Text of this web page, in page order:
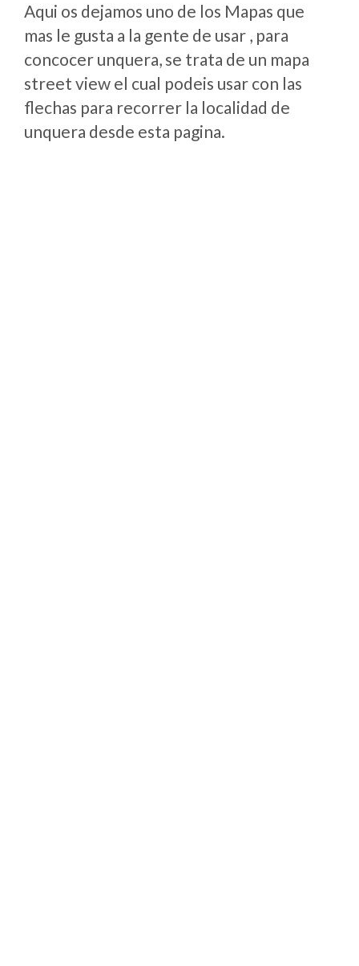
Aqui os dejamos uno de los Mapas que
mas le gusta a la gente de usar , para
concocer unquera, se trata de un mapa
street view el cual podeis usar con las
flechas para recorrer la localidad de
unquera desde esta pagina.